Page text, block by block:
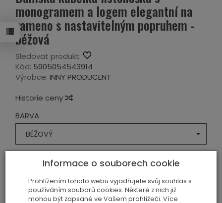
monogramem a logem elegantní na
rameno s nastavitelným popruhem -
béžová
Sledovat produkt:
Kód: 5905054543914
Výrobce: INNY PRODUCENT
Historie ceny
BARVA
BÉŽOVÝ
Informace o souborech cookie
Prohlížením tohoto webu vyjadřujete svůj souhlas s
používáním souborů cookies. Některé z nich již
mohou být zapsané ve Vašem prohlížeči. Více